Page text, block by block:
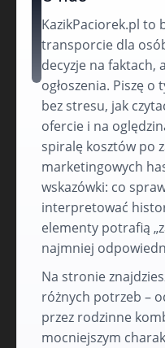
KazikPaciorek.pl to
transporcie dla
decyzje na faktach,
ogłoszenia. Piszę
bez stresu, jak
ofercie i na
spiralę kosztów po
marketingowych
wskazówki: co
interpretować
elementy potrafią
najmniej
Na stronie
różnych potrzeb –
przez rodzinne
mocniejszym